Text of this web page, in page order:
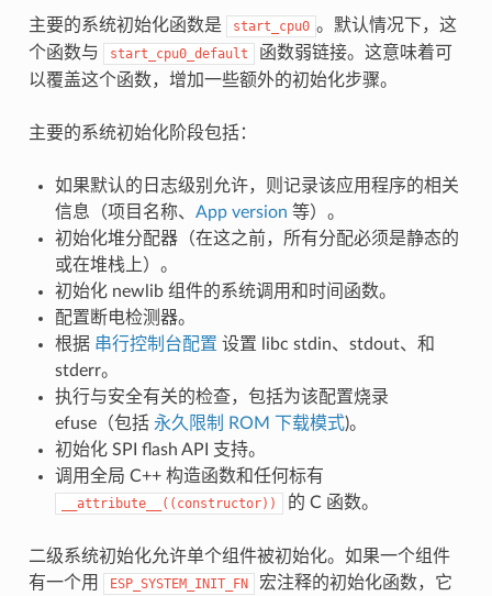
主要的系统初始化函数是 start_cpu0 。默认情况下，这
个函数与
start_cpu0_default
函数弱链接。这意味着可
以覆盖这个函数，增加一些额外的初始化步骤。
主要的系统初始化阶段包括：
如果默认的日志级别允许，则记录该应用程序的相关
信息（项目名称、 App version 等）。
初始化堆分配器（在这之前，所有分配必须是静态的
或在堆栈上）。
初始化 newlib 组件的系统调用和时间函数。
配置断电检测器。
根据 串行控制台配置 设置 libc stdin、stdout、和
stderr。
执行与安全有关的检查，包括为该配置烧录
efuse（包括 永久限制 ROM 下载模式)。
初始化 SPI flash API 支持。
调用全局 C++ 构造函数和任何标有
__attribute__((constructor)) 的 C 函数。
二级系统初始化允许单个组件被初始化。如果一个组件
有一个用
ESP_SYSTEM_INIT_FN
宏注释的初始化函数，它